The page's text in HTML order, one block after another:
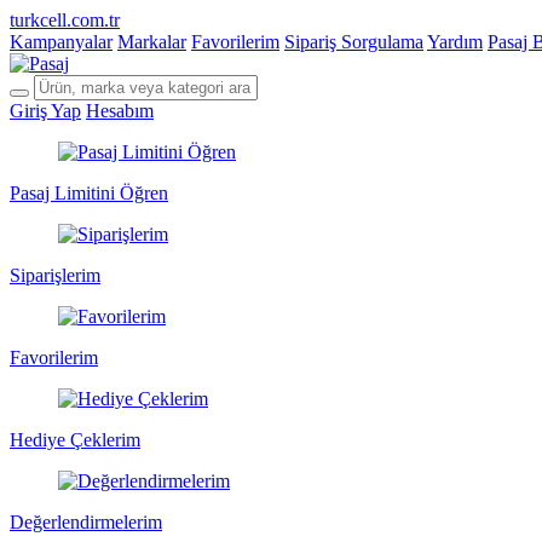
turkcell.com.tr
Kampanyalar Markalar Favorilerim Sipariş Sorgulama Yardım Pasaj
Giriş Yap Hesabım
Pasaj Limitini Öğren
Siparişlerim
Favorilerim
Hediye Çeklerim
Değerlendirmelerim